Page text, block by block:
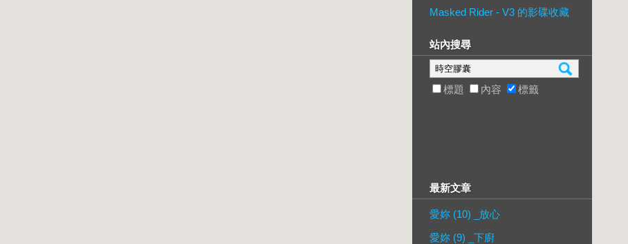
Masked Rider - V3 的影碟收藏
站內搜尋
標題 內容 標籤
最新文章
愛妳 (10) _放心
愛妳 (9) _下廚